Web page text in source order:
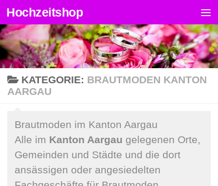
Zum Inhalt springen
Hochzeitshop
KATEGORIE: BRAUTMODEN KANTON
AARGAU
Brautmoden im Kanton Aargau
Alle im Kanton Aargau gelegenen Orte,
Gemeinden und Städte und die dort
ansässigen oder angesiedelten